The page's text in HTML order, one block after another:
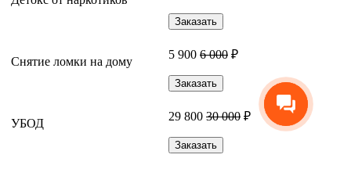
Заказать
Снятие ломки на дому
5 900 6 000 ₽
Заказать
УБОД
29 800 30 000 ₽
Заказать